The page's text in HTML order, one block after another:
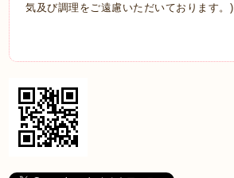
気及び調理をご遠慮いただいております。)